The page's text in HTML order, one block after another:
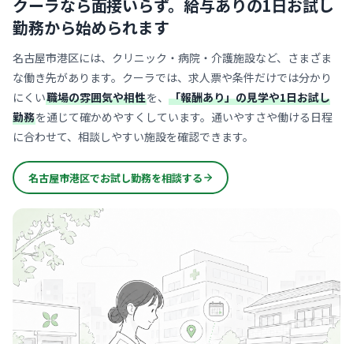
クーラなら面接いらず。 給与ありの1日お試し
勤務から始められます
名古屋市港区には、クリニック・病院・介護施設など、さまざま
な働き先があります。クーラでは、求人票や条件だけでは分かり
にくい職場の雰囲気や相性を、 「報酬あり」の見学や1日お試し
勤務を通じて確かめやすくしています。通いやすさや働ける日程
に合わせて、相談しやすい施設を確認できます。
名古屋市港区でお試し勤務を相談する